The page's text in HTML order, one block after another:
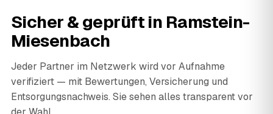
Sicher & geprüft in Ramstein-
Miesenbach
Jeder Partner im Netzwerk wird vor Aufnahme
verifiziert — mit Bewertungen, Versicherung und
Entsorgungsnachweis. Sie sehen alles transparent vor